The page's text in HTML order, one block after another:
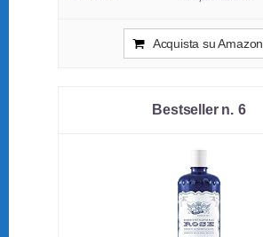
Acquista su Amazon
6